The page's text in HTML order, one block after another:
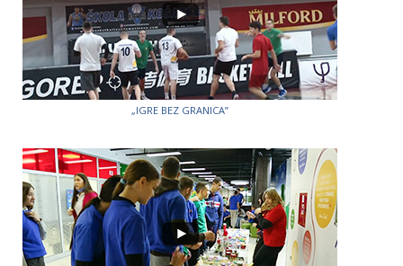
„IGRE BEZ GRANICA”